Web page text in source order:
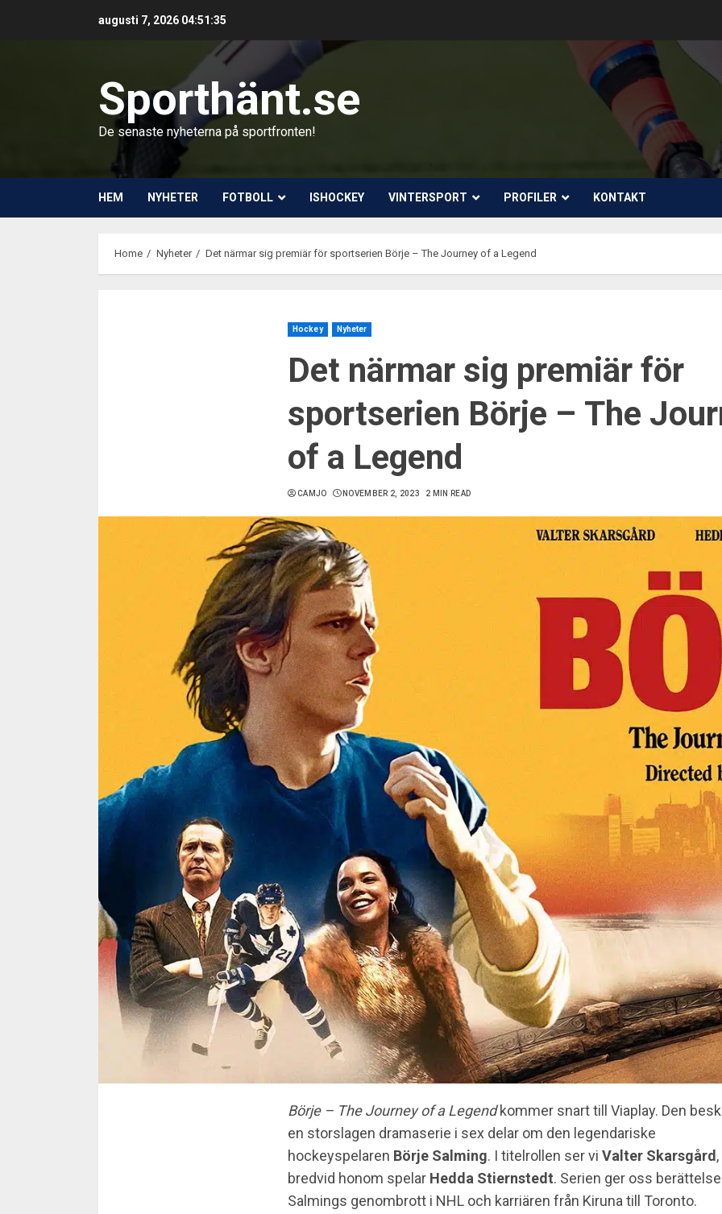
augusti 7, 2026 04:51:37
Sporthänt.se
De senaste nyheterna på sportfronten!
HEM NYHETER FOTBOLL ISHOCKEY VINTERSPORT PROFILER KONTAKT
Home Nyheter Det närmar sig premiär för sportserien Börje – The Journey of a Legend
Hockey Nyheter
Det närmar sig premiär för
sportserien Börje – The
of a Legend
CAMJO NOVEMBER 2, 2023 2 MIN READ
Börje – The Journey of a Legendkommer snart till Viaplay. Den
en storslagen dramaserie i sex delar om den legendariske
hockeyspelaren Börje Salming. I titelrollen ser vi Valter Skarsgård
bredvid honom spelar Hedda Stiernstedt. Serien ger oss
Salmings genombrott i NHL och karriären från Kiruna till Toronto.